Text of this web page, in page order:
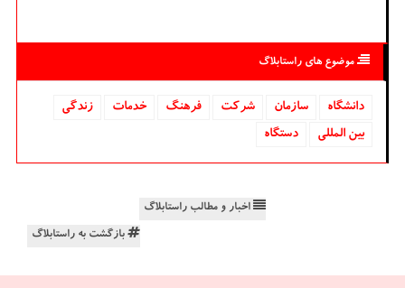
موضوع های راستابلاگ
دانشگاه‌ سازمان شركت فرهنگ خدمات
زندگی
بین المللی
دستگاه
اخبار و مطالب راستابلاگ
بازگشت به راستابلاگ